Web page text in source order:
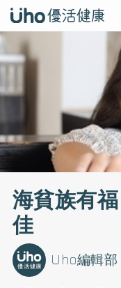
海貧族有
佳
Uho編輯部